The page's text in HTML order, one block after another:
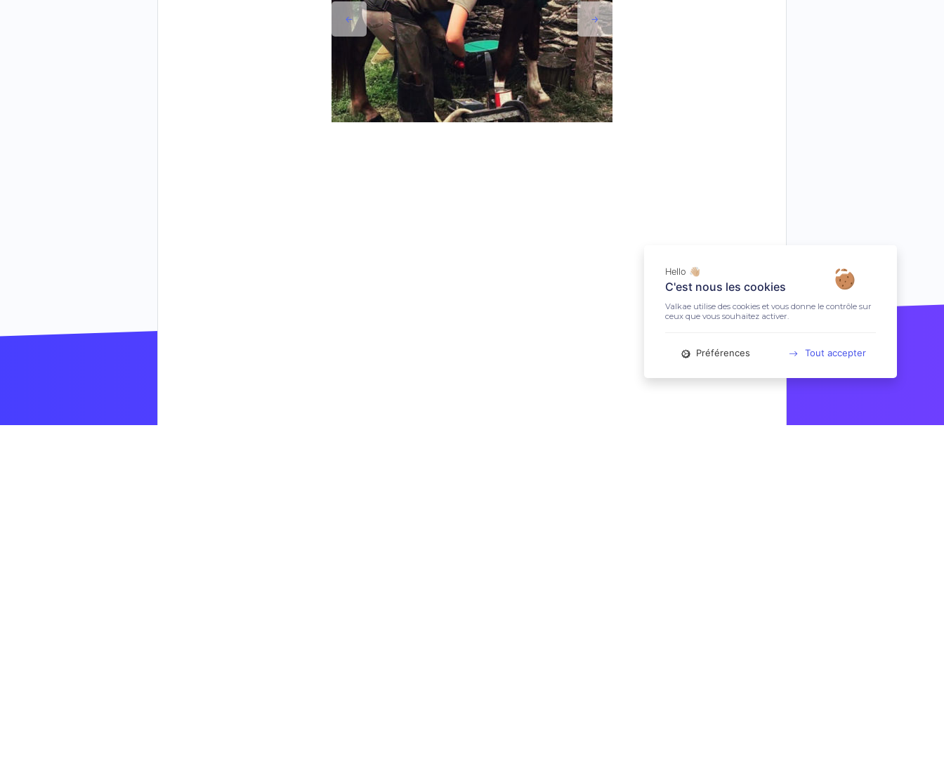
Hello 👋🏼
C'est nous les cookies
Valkae utilise des cookies et vous donne le contrôle sur
ceux que vous souhaitez activer.
Préférences Tout accepter